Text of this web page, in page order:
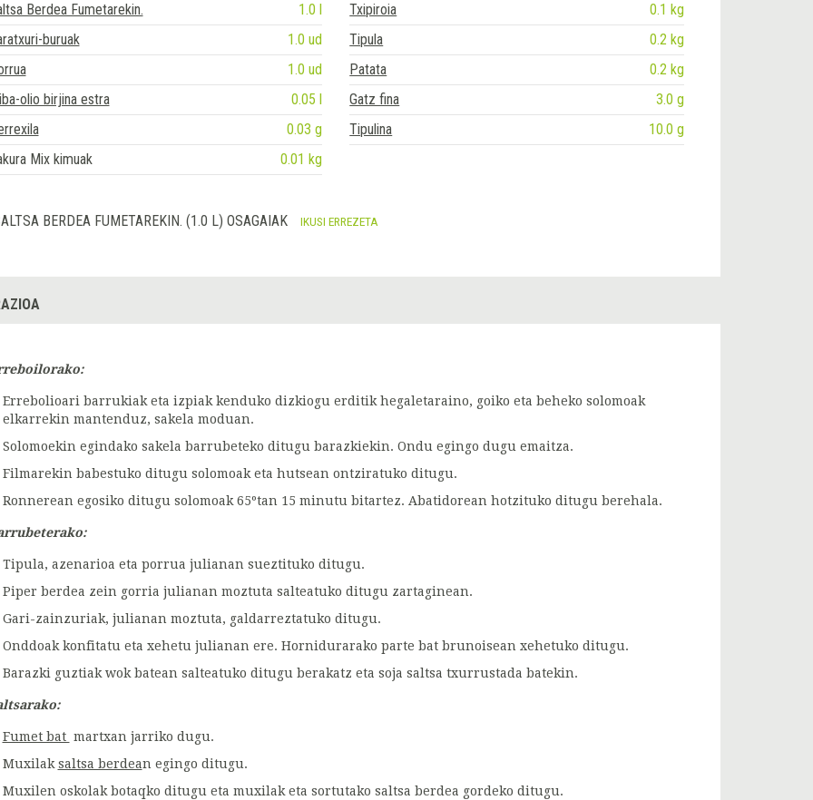
Berdea Fumetarekin.
1.0 l Txipiroia
0.1 kg
buruak
1.0 ud Tipula
0.2 kg
1.0 ud Patata
0.2 kg
olio birjina estra
0.05 l Gatz fina
3.0 g
0.03 g Tipulina
10.0 g
Mix kimuak
0.01 kg
BERDEA FUMETAREKIN. (1.0 L) OSAGAIAK IKUSI ERREZETA
Errebolioari barrukiak eta izpiak kenduko dizkiogu erditik hegaletaraino, goiko eta beheko solomoak
elkarrekin mantenduz, sakela moduan.
Solomoekin egindako sakela barrubeteko ditugu barazkiekin. Ondu egingo dugu emaitza.
Filmarekin babestuko ditugu solomoak eta hutsean ontziratuko ditugu.
Ronnerean egosiko ditugu solomoak 65ºtan 15 minutu bitartez. Abatidorean hotzituko ditugu berehala.
Tipula, azenarioa eta porrua julianan sueztituko ditugu.
Piper berdea zein gorria julianan moztuta salteatuko ditugu zartaginean.
Gari-zainzuriak, julianan moztuta, galdarreztatuko ditugu.
Onddoak konfitatu eta xehetu julianan ere. Hornidurarako parte bat brunoisean xehetuko ditugu.
Barazki guztiak wok batean salteatuko ditugu berakatz eta soja saltsa txurrustada batekin.
Fumet bat martxan jarriko dugu.
Muxilaksaltsa berdean egingo ditugu.
Muxilen oskolak botaqko ditugu eta muxilak eta sortutako saltsa berdea gordeko ditugu.